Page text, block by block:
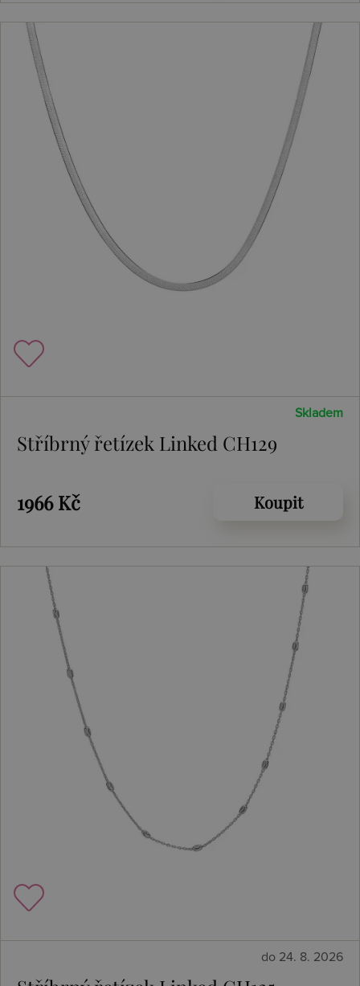
Skladem
Stříbrný řetízek Linked CH129
1966 Kč Koupit
do 24. 8. 2026